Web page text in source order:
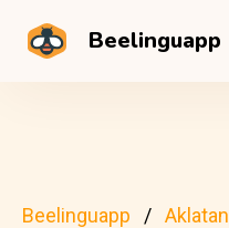
Beelinguapp
Beelinguapp Aklatan